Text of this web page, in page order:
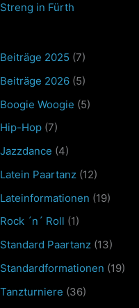
Streng in Fürth
Beiträge 2025 (7)
Beiträge 2026 (5)
Boogie Woogie (5)
Hip-Hop (7)
Jazzdance (4)
Latein Paartanz (12)
Lateinformationen (19)
Rock ´n´ Roll (1)
Standard Paartanz (13)
Standardformationen (19)
Tanzturniere (36)